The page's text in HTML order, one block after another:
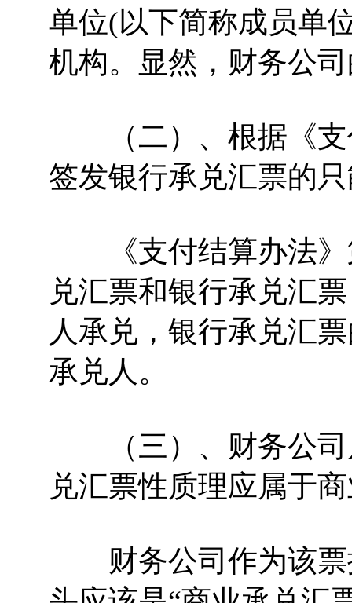
单位(以下简称成员单
机构。显然，财务公
（二）、根据《支
签发银行承兑汇票的
《支付结算办法》
兑汇票和银行承兑汇
人承兑，银行承兑汇
承兑人。
（三）、财务公司
兑汇票性质理应属于
财务公司作为该票